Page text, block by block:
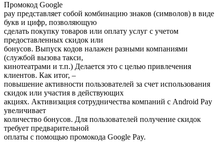
Промокод Google
pay представляет собой комбинацию знаков (символов) в виде
букв и цифр, позволяющую
сделать покупку товаров или оплату услуг с учетом
предоставленных скидок или
бонусов. Выпуск кодов налажен разными компаниями
(службой вызова такси,
кинотеатрами и т.п.) Делается это с целью привлечения
клиентов. Как итог, –
повышение активности пользователей за счет использования
скидок или участия в действующих
акциях. Активизация сотрудничества компаний с Android Pay
увеличивает
количество бонусов. Для пользователей получение скидок
требует предварительной
оплаты с помощью промокода Google Pay.